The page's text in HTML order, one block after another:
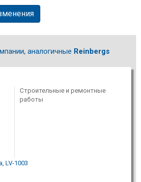
аналогичные Reinbergs
Строительные и ремонтные
работы
LV-1003